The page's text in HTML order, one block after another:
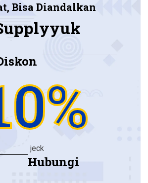
Bisa Diandalkan
jeck
Hubungi